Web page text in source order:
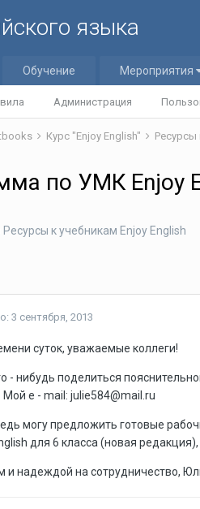
языка
Обучение Мероприятия
Администрация
Курс "Enjoy English" Ресурсы
по УМК Enjoy
Ресурсы к учебникам Enjoy English
3 сентября, 2013
суток, уважаемые коллеги!
- нибудь поделиться
Мой e - mail: julie584@mail.ru
могу предложить готовые
для 6 класса (новая
и надеждой на сотрудничество,